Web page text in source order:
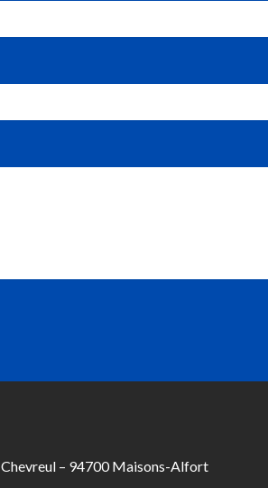
Chevreul – 94700 Maisons-Alfort